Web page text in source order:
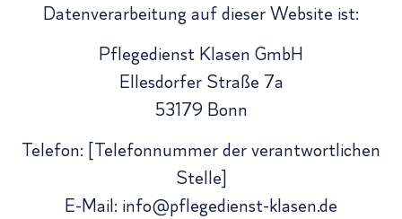
Datenverarbeitung auf dieser Website ist:
Pflegedienst Klasen GmbH
Ellesdorfer Straße 7a
53179 Bonn
Telefon: [Telefonnummer der verantwortlichen
Stelle]
E-Mail: info@pflegedienst-klasen.de